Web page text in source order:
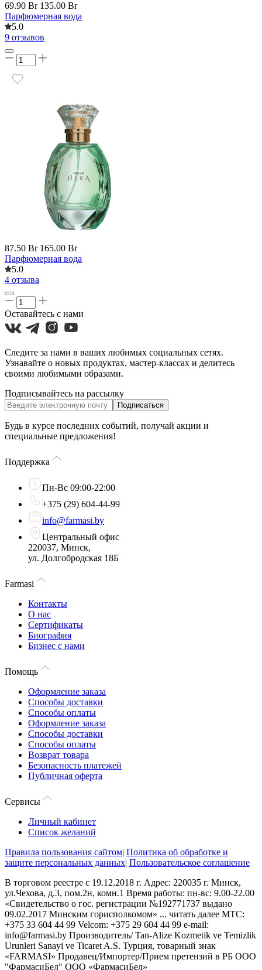
69.90 Br 135.00 Br
Парфюмерная вода
5.0
9 отзывов
87.50 Br 165.00 Br
Парфюмерная вода
5.0
4 отзыва
Оставайтесь с нами
Следите за нами в ваших любимых социальных сетях.
Узнавайте о новых продуктах, мастер-классах и делитесь
своими любимыми образами.
Подписывайтесь на рассылку
Подписаться
Будь в курсе последних событий, получай акции и
специальные предложения!
Поддержка
Пн-Вс 09:00-22:00
+375 (29) 604-44-99
info@farmasi.by
Центральный офис
220037, Минск,
ул. Долгобродская 18Б
Farmasi
Контакты
О нас
Сертификаты
Биография
Бизнес с нами
Помощь
Оформление заказа
Способы доставки
Способы оплаты
Оформление заказа
Способы доставки
Способы оплаты
Возврат товара
Безопасность платежей
Публичная оферта
Сервисы
Личный кабинет
Список желаний
Правила пользования сайтом| Политика об обработке и
защите персональных данных| Пользовательское соглашение
В торговом реестре с 19.12.2018 г. Адрес: 220035 г. Минск,
ул.Чехова, д.3, пом.2н, комн.1 Время работы: пн-вс: 9.00-22.00
«Свидетельство о гос. регистрации №192771737 выдано
09.02.2017 Минским горисполкомом» ... читать далее МТС:
+375 33 604 44 99 Velcom: +375 29 604 44 99 e-mail:
info@farmasi.by Производитель/ Tan-Alize Kozmetik ve Temizlik
Urunleri Sanayi ve Ticaret A.S. Турция, товарный знак
«FARMASI» Продавец/Импортер/Прием претензий в РБ ООО
"ФармасиБел" ООО «ФармасиБел»